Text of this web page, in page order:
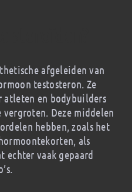
afgeleiden van
testosteron. Ze
atleten en bodybuilders
vergroten. Deze middelen
hebben, zoals het
als
echter vaak gepaard